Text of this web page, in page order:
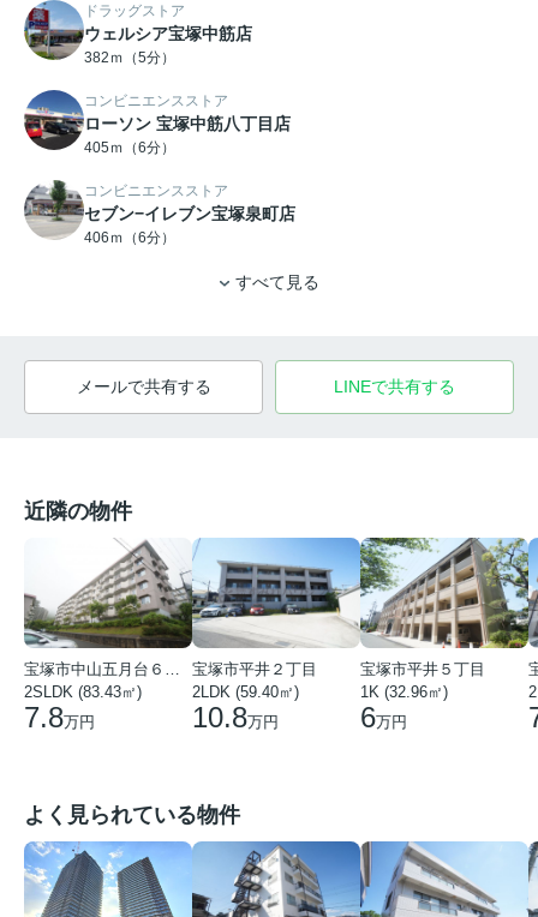
ドラッグストア
ウェルシア宝塚中筋店
382ｍ（5分）
コンビニエンスストア
ローソン 宝塚中筋八丁目店
405ｍ（6分）
コンビニエンスストア
セブン−イレブン宝塚泉町店
406ｍ（6分）
すべて見る
メールで共有する LINEで共有する
近隣の物件
宝塚市中山五月台６丁目
2SLDK (83.43㎡)
7.8万円
宝塚市平井２丁目
2LDK (59.40㎡)
10.8万円
宝塚市平井５丁目
1K (32.96㎡)
6万円
よく見られている物件